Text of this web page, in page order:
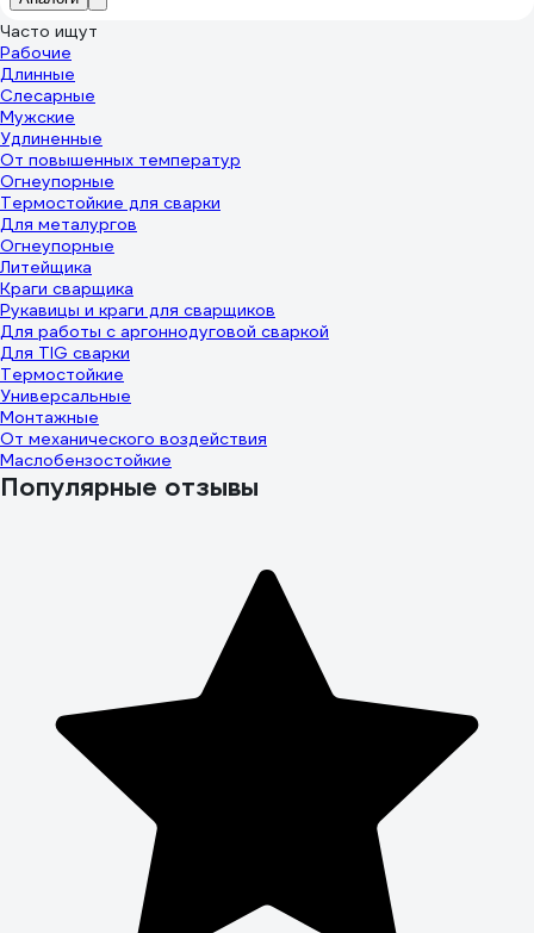
Часто ищут
Рабочие
Длинные
Слесарные
Мужские
Удлиненные
От повышенных температур
Огнеупорные
Термостойкие для сварки
Для металургов
Огнеупорные
Литейщика
Краги сварщика
Рукавицы и краги для сварщиков
Для работы с аргоннодуговой сваркой
Для TIG сварки
Термостойкие
Универсальные
Монтажные
От механического воздействия
Маслобензостойкие
Популярные отзывы